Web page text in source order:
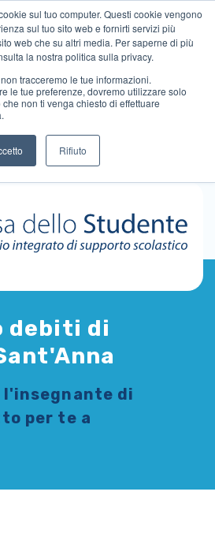
sul tuo computer. Questi cookie vengono
sul tuo sito web e fornirti servizi più
web che su altri media. Per saperne di più
la nostra politica sulla privacy.
tracceremo le tue informazioni.
le tue preferenze, dovremo utilizzare solo
non ti venga chiesto di effettuare
Rifiuto
debiti di
l'insegnante di
per te a